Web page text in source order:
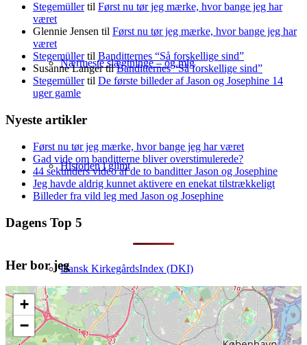
Nærmeste slægtninge – og mig
Historien i glimt
Dansk KirkegårdsIndex (DKI)
Stegemüllertil Først nu tør jeg mærke, hvor bange jeg har
været
Glennie Jensen til Først nu tør jeg mærke, hvor bange jeg har
været
Stegemüllertil Banditternes “Så forskellige sind”
Susanne LangertilBanditternes “Så forskellige sind”
Stegemüllertil De første billeder af Jason og Josephine 14
uger gamle
Nyeste artikler
Først nu tør jeg mærke, hvor bange jeg har været
Gad vide om banditterne bliver overstimulerede?
44 sekunders video af de to banditter Jason og Josephine
Jeg havde aldrig kunnet aktivere en enekat tilstrækkeligt
Billeder fra vild leg med Jason og Josephine
Dagens Top 5
Her bor jeg
+
−